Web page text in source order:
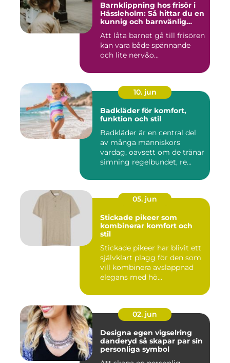
Barnklippning hos frisör i
Hässleholm: Så hittar du en
kunnig och barnvänlig
Att låta barnet gå till frisören
kan vara både spännande
och lite nerv&o...
10. jun
Badkläder för komfort,
funktion och stil
Badkläder är en central del
av många människors
vardag, oavsett om de tränar
simning regelbundet, re...
05. jun
Stickade pikeer som
kombinerar komfort och
stil
Stickade pikeer har blivit ett
självklart plagg för den som
vill kombinera avslappnad
elegans med hö...
02. jun
Designa egen vigselring
danderyd så skapar par sin
personliga symbol